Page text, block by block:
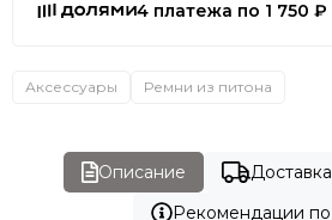
4 платежа по 1 750 ₽
Аксессуары Ремни из питона
Описание Доставка
Рекомендации